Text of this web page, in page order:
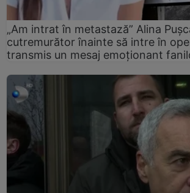
„Am intrat în metastază” Alina
cutremurător înainte să intre în
transmis un mesaj emoționant